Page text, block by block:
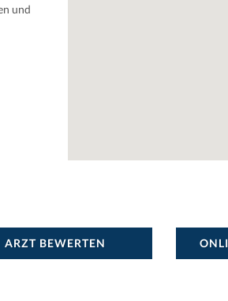
und
ARZT BEWERTEN